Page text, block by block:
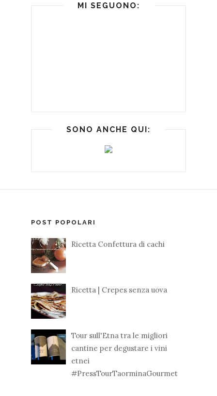
MI SEGUONO:
SONO ANCHE QUI:
POST POPOLARI
Ricetta Confettura di cachi
Ricetta | Crepes senza uova
Tour sull'Etna tra le migliori
cantine per degustare i vini
etnei
#PressTourTaorminaGourmet